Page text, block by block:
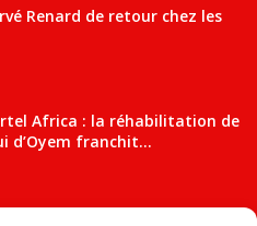
Renard de retour chez les
Africa : la réhabilitation de
d’Oyem franchit...